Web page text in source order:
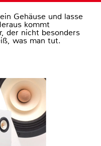
Gehäuse und lasse
kommt
der nicht besonders
was man tut.